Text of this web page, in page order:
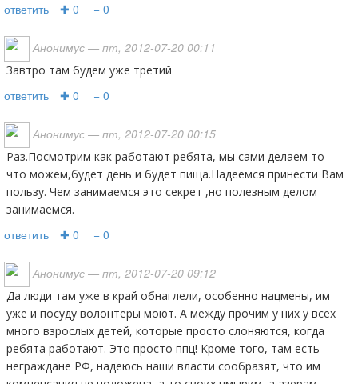
ответить ✚ 0 − 0
Анонимус — пт, 2012-07-20 00:11
Завтро там будем уже третий
ответить ✚ 0 − 0
Анонимус — пт, 2012-07-20 00:15
раз.Посмотрим как работают ребята, мы сами делаем то
что можем,будет день и будет пища.Надеемся принести Вам
пользу. Чем занимаемся это секрет ,но полезным делом
занимаемся.
ответить ✚ 0 − 0
Анонимус — пт, 2012-07-20 09:12
Да люди там уже в край обнаглели, особенно нацмены, им
уже и посуду волонтеры моют. А между прочим у них у всех
много взрослых детей, которые просто слоняются, когда
ребята работают. Это просто ппц! Кроме того, там есть
неграждане РФ, надеюсь наши власти сообразят, что им